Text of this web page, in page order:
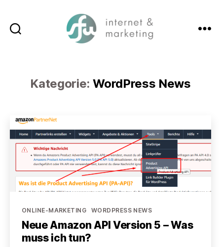
Kategorie: WordPress News
Kategorien
ONLINE-MARKETING WORDPRESS NEWS
Neue Amazon API Version 5 – Was
muss ich tun?